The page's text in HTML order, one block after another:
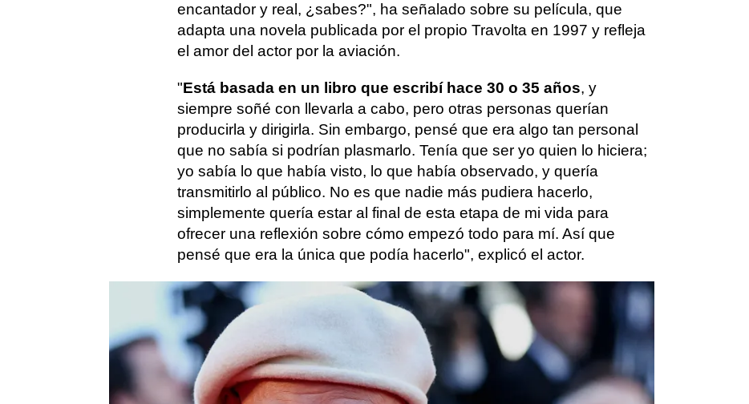
encantador y real, ¿sabes?", ha señalado sobre su película, que
adapta una novela publicada por el propio Travolta en 1997 y refleja
el amor del actor por la aviación.
"Está basada en un libro que escribí hace 30 o 35 años, y
siempre soñé con llevarla a cabo, pero otras personas querían
producirla y dirigirla. Sin embargo, pensé que era algo tan personal
que no sabía si podrían plasmarlo. Tenía que ser yo quien lo hiciera;
yo sabía lo que había visto, lo que había observado, y quería
transmitirlo al público. No es que nadie más pudiera hacerlo,
simplemente quería estar al final de esta etapa de mi vida para
ofrecer una reflexión sobre cómo empezó todo para mí. Así que
pensé que era la única que podía hacerlo", explicó el actor.